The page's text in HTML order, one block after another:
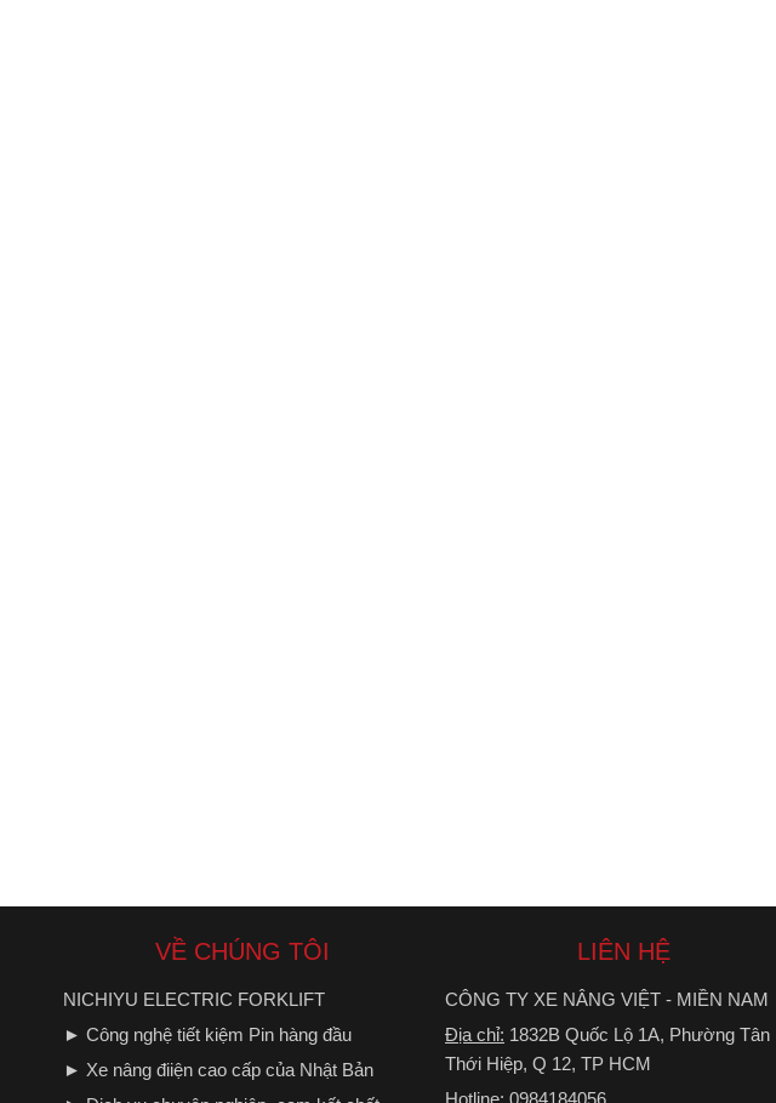
VỀ CHÚNG TÔI
NICHIYU ELECTRIC FORKLIFT
► Công nghệ tiết kiệm Pin hàng đầu
► Xe nâng điiện cao cấp của Nhật Bản
LIÊN HỆ
CÔNG TY XE NÂNG VIỆT - MIỀN NAM
Địa chỉ: 1832B Quốc Lộ 1A, Phường Tân
Thới Hiệp, Q 12, TP HCM
Hotline: 0984184056